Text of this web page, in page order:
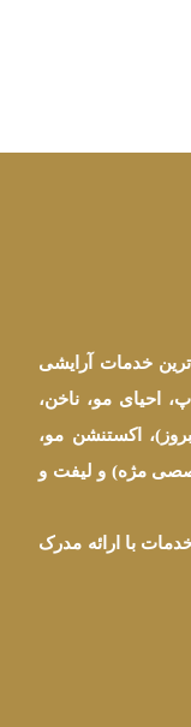
خدمات آرایشی
احیای مو، ناخن،
اکستنشن مو،
مژه) و لیفت و
با ارائه مدرک